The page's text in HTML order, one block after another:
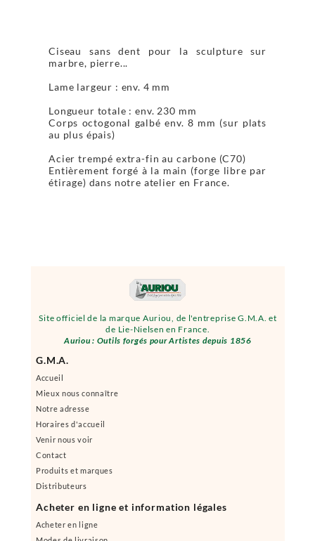
Site officiel de la marque Auriou, de l'entreprise G.M.A. et
de Lie-Nielsen en France.
Auriou : Outils forgés pour Artistes depuis 1856
G.M.A.
Accueil
Mieux nous connaître
Notre adresse
Horaires d'accueil
Venir nous voir
Contact
Produits et marques
Distributeurs
Acheter en ligne et information légales
Acheter en ligne
Ciseau sans dent pour la sculpture sur
marbre, pierre...
Lame largeur : env. 4 mm
Longueur totale : env. 230 mm
Corps octogonal galbé env. 8 mm (sur plats
au plus épais)
Acier trempé extra-fin au carbone (C70)
Entièrement forgé à la main (forge libre par
étirage) dans notre atelier en France.